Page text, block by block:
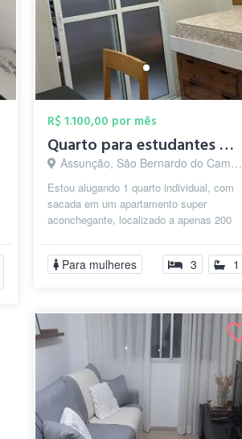
R$ 1.100,00 por mês
Quarto para estudantes mulheres
Assunção, São Bernardo do Campo - SP
Estou alugando 1 quarto individual, com
sacada em um apartamento super
aconchegante, localizado a apenas 200
t...
Para mulheres 3 1